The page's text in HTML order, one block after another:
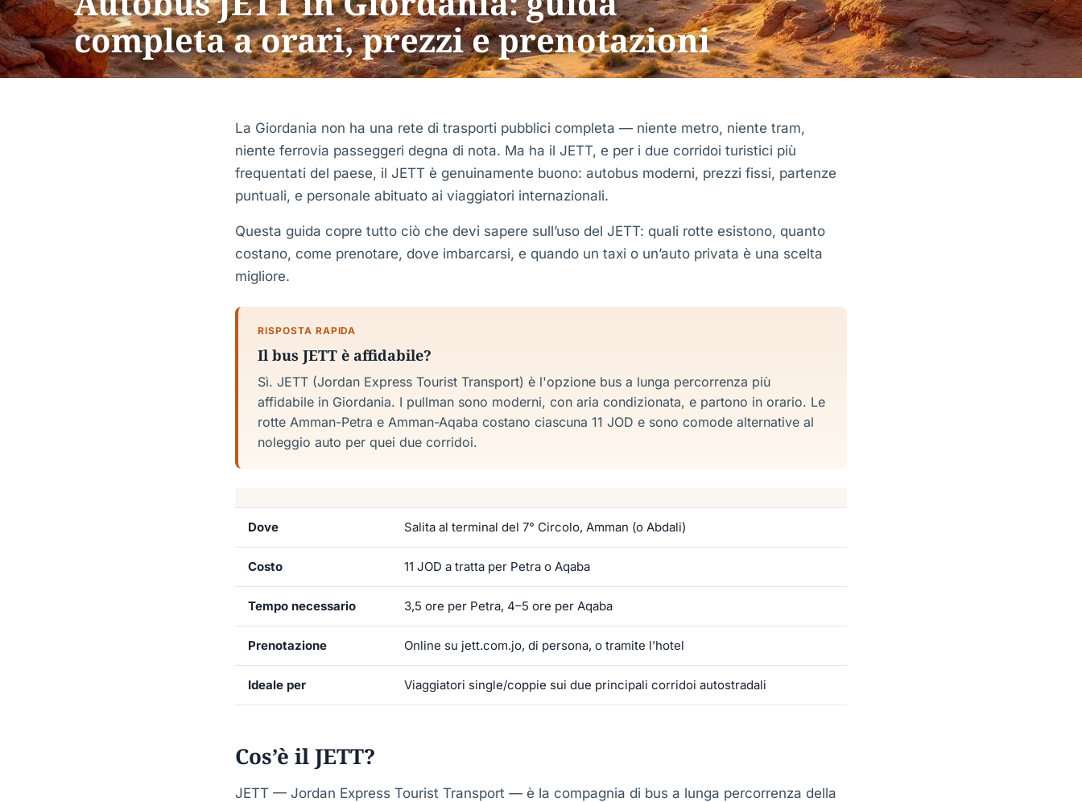
completa a orari, prezzi e prenotazioni
La Giordania non ha una rete di trasporti pubblici completa — niente metro, niente tram,
niente ferrovia passeggeri degna di nota. Ma ha il JETT, e per i due corridoi turistici più
frequentati del paese, il JETT è genuinamente buono: autobus moderni, prezzi fissi, partenze
puntuali, e personale abituato ai viaggiatori internazionali.
Questa guida copre tutto ciò che devi sapere sull’uso del JETT: quali rotte esistono, quanto
costano, come prenotare, dove imbarcarsi, e quando un taxi o un’auto privata è una scelta
migliore.
RISPOSTA RAPIDA
Il bus JETT è affidabile?
Sì. JETT (Jordan Express Tourist Transport) è l'opzione bus a lunga percorrenza più
affidabile in Giordania. I pullman sono moderni, con aria condizionata, e partono in orario. Le
rotte Amman-Petra e Amman-Aqaba costano ciascuna 11 JOD e sono comode alternative al
noleggio auto per quei due corridoi.
Dove Salita al terminal del 7° Circolo, Amman (o Abdali)
Costo 11 JOD a tratta per Petra o Aqaba
Tempo necessario 3,5 ore per Petra, 4–5 ore per Aqaba
Prenotazione Online su jett.com.jo, di persona, o tramite l’hotel
Ideale per Viaggiatori single/coppie sui due principali corridoi autostradali
Cos’è il JETT?
JETT — Jordan Express Tourist Transport — è la compagnia di bus a lunga percorrenza della